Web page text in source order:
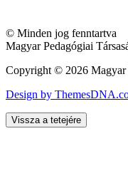
© Minden jog fenntartva
Magyar Pedagógiai
Copyright © 2026 Magyar
Design by
Vissza a tetejére